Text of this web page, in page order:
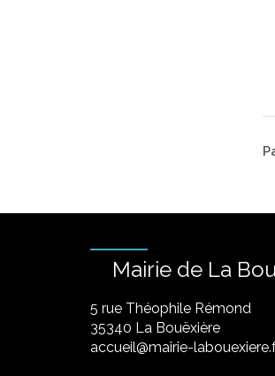
Mairie de La
5 rue Théophile Rémond
​35340 La Bouëxière
accueil@mairie-